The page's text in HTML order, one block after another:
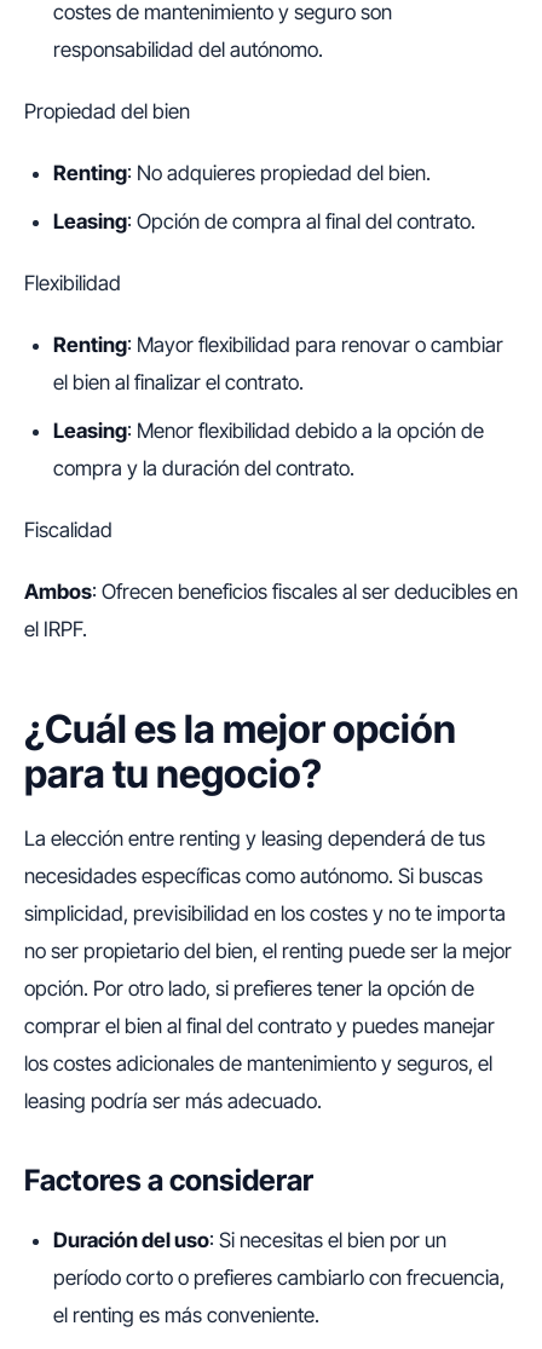
costes de mantenimiento y seguro son
responsabilidad del autónomo.
Propiedad del bien
Renting: No adquieres propiedad del bien.
Leasing: Opción de compra al final del contrato.
Flexibilidad
Renting: Mayor flexibilidad para renovar o cambiar
el bien al finalizar el contrato.
Leasing: Menor flexibilidad debido a la opción de
compra y la duración del contrato.
Fiscalidad
Ambos: Ofrecen beneficios fiscales al ser deducibles en
el IRPF.
¿Cuál es la mejor opción
para tu negocio?
La elección entre renting y leasing dependerá de tus
necesidades específicas como autónomo. Si buscas
simplicidad, previsibilidad en los costes y no te importa
no ser propietario del bien, el renting puede ser la mejor
opción. Por otro lado, si prefieres tener la opción de
comprar el bien al final del contrato y puedes manejar
los costes adicionales de mantenimiento y seguros, el
leasing podría ser más adecuado.
Factores a considerar
Duración del uso: Si necesitas el bien por un
período corto o prefieres cambiarlo con frecuencia,
el renting es más conveniente.